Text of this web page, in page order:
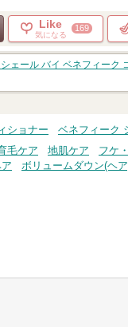
Like
気になる
169
シェール バイ ベネフィーク
ショナー
ベネフィーク
毛ケア 地肌ケア フケ
ボリュームダウン(ヘ